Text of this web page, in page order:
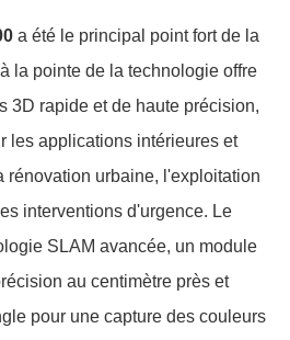
a été le principal point fort de la
la pointe de la technologie offre
3D rapide et de haute précision,
les applications intérieures et
rénovation urbaine, l'exploitation
interventions d'urgence. Le
SLAM avancée, un module
au centimètre près et
pour une capture des couleurs